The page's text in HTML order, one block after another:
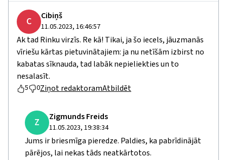
C Cibiņš
11.05.2023, 16:46:57
Ak tad Rinku virzīs. Re kā! Tikai, ja šo iecels, jāuzmanās
vīriešu kārtas pietuvinātajiem: ja nu netīšām izbirst no
kabatas sīknauda, tad labāk nepieliekties un to
nesalasīt.
5 0Ziņot redaktoramAtbildēt
Z Zigmunds Freids
11.05.2023, 19:38:34
Jums ir briesmīga pieredze. Paldies, ka pabrīdinājāt
pārējos, lai nekas tāds neatkārtotos.